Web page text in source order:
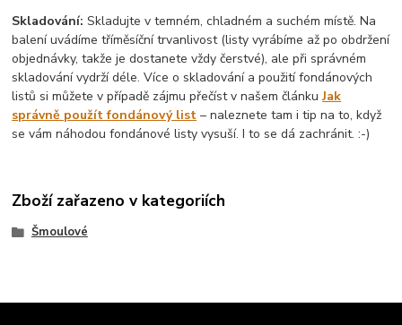
Skladování: Skladujte v temném, chladném a suchém místě. Na
balení uvádíme tříměsíční trvanlivost (listy vyrábíme až po obdržení
objednávky, takže je dostanete vždy čerstvé), ale při správném
skladování vydrží déle. Více o skladování a použití fondánových
listů si můžete v případě zájmu přečíst v našem článkuJak
správně použít fondánový list – naleznete tam i tip na to, když
se vám náhodou fondánové listy vysuší. I to se dá zachránit. :-)
Zboží zařazeno v kategoriích
Šmoulové